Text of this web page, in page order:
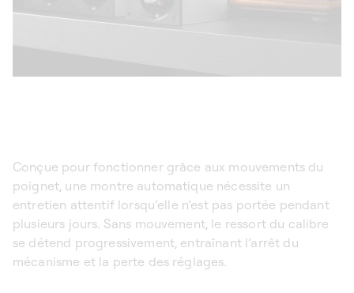
Conçue pour fonctionner grâce aux mouvements du
poignet, une montre automatique nécessite un
entretien attentif lorsqu’elle n’est pas portée pendant
plusieurs jours. Sans mouvement, le ressort du calibre
se détend progressivement, entraînant l’arrêt du
mécanisme et la perte des réglages.